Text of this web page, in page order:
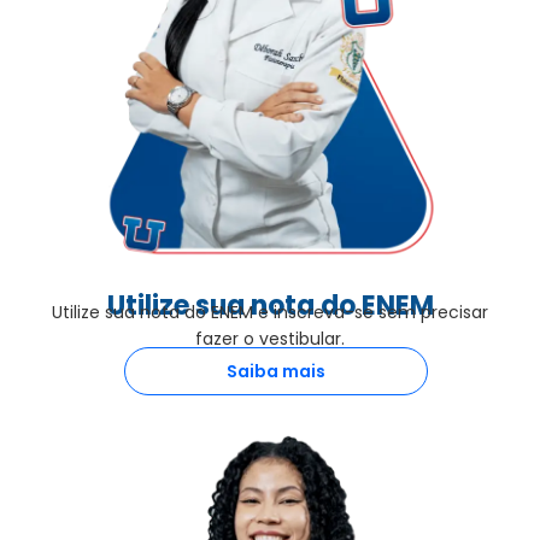
Utilize sua nota do ENEM
Utilize sua nota do ENEM e inscreva-se sem precisar
fazer o vestibular.
Saiba mais